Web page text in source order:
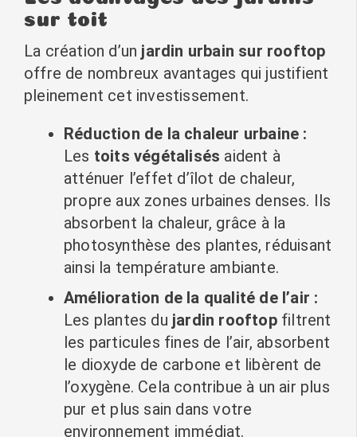
sur toit
La création d’un jardin urbain sur rooftop
offre de nombreux avantages qui justifient
pleinement cet investissement.
Réduction de la chaleur urbaine :
Les toits végétalisés aident à
atténuer l’effet d’îlot de chaleur,
propre aux zones urbaines denses. Ils
absorbent la chaleur, grâce à la
photosynthèse des plantes, réduisant
ainsi la température ambiante.
Amélioration de la qualité de l’air :
Les plantes du jardin rooftopfiltrent
les particules fines de l’air, absorbent
le dioxyde de carbone et libèrent de
l’oxygène. Cela contribue à un air plus
pur et plus sain dans votre
environnement immédiat.